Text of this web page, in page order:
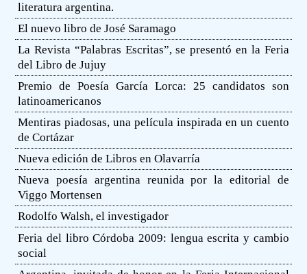
literatura argentina.
El nuevo libro de José Saramago
La Revista “Palabras Escritas”, se presentó en la Feria
del Libro de Jujuy
Premio de Poesía García Lorca: 25 candidatos son
latinoamericanos
Mentiras piadosas, una película inspirada en un cuento
de Cortázar
Nueva edición de Libros en Olavarría
Nueva poesía argentina reunida por la editorial de
Viggo Mortensen
Rodolfo Walsh, el investigador
Feria del libro Córdoba 2009: lengua escrita y cambio
social